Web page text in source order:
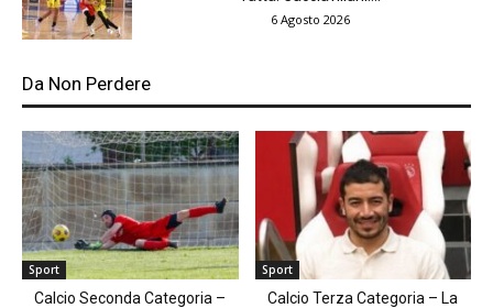
6 Agosto 2026
Da Non Perdere
Sport
Calcio Seconda Categoria –
Sport
Calcio Terza Categoria – La